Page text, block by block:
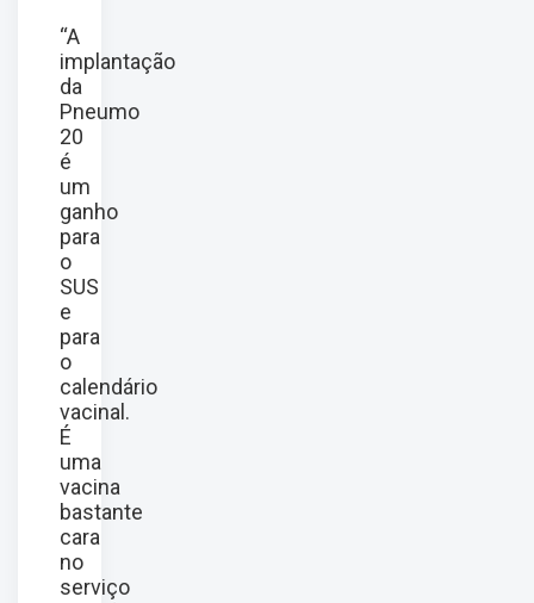
“A
implantação
da
Pneumo
20
é
um
ganho
para
o
SUS
e
para
o
calendário
vacinal.
É
uma
vacina
bastante
cara
no
serviço